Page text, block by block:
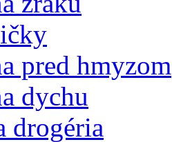
pred hmyzom
dychu
drogéria